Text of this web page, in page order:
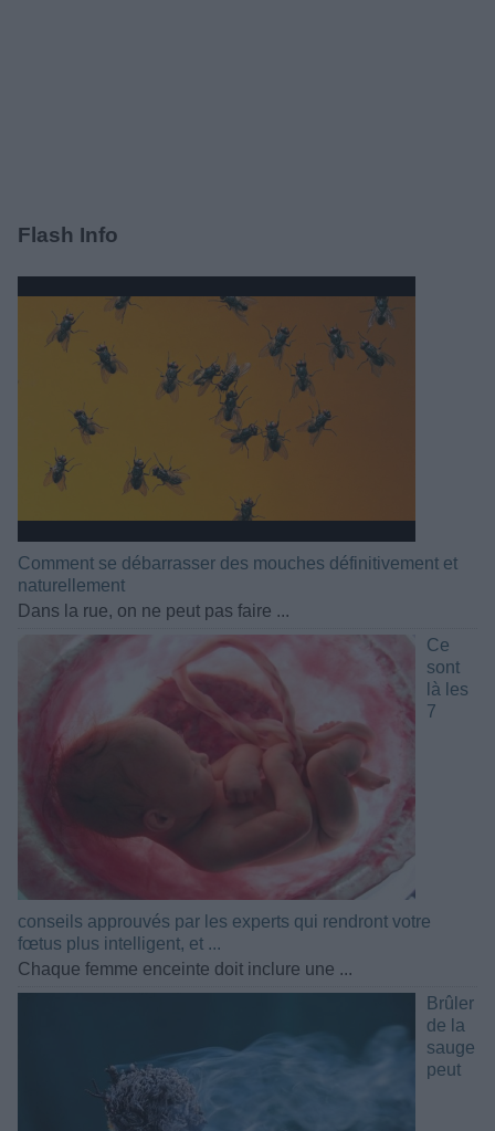
Flash Info
Comment se débarrasser des mouches définitivement et
naturellement
Dans la rue, on ne peut pas faire ...
Ce
sont
là les
7
conseils approuvés par les experts qui rendront votre
fœtus plus intelligent, et ...
Chaque femme enceinte doit inclure une ...
Brûler
de la
sauge
peut